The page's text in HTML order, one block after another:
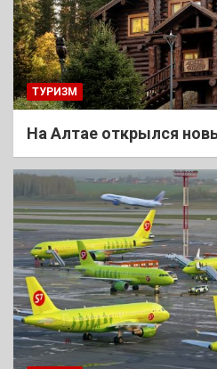
ТУРИЗМ
На Алтае открылся